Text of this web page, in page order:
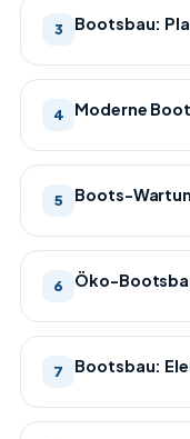
3 Bootsbau:
4 Moderne
5 Boots-
6 Öko-
7 Bootsbau: